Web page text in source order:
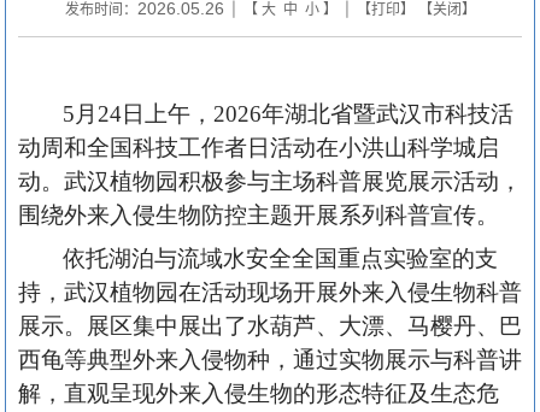
发布时间： 2026.05.26 | 【 大 中 小】 | 【打印】 【关闭】
5月24日 上午 ， 2026年湖北省暨武汉市科技活
动周和全国科技工作者日活动在小洪山科学城启
动。武汉植物园积极参与主场科普展览展示活动，
围绕外来入侵生物防控主题开展系列科普宣传。
依托湖泊与流域水安全全国重点实验室的支
持，武汉植物园在活动现场开展外来入侵生物科普
展示。展区集中展出了水葫芦、大漂、马樱丹、巴
西龟等典型外来入侵物种，通过实物展示与科普讲
解，直观呈现外来入侵生物的形态特征及生态危